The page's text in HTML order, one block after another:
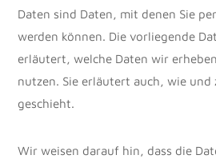
Daten sind Daten, mit denen Sie
werden können. Die vorliegende
erläutert, welche Daten wir
nutzen. Sie erläutert auch, wie und
geschieht.
Wir weisen darauf hin, dass die